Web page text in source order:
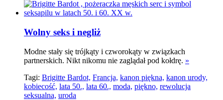
Wolny seks i negliż
Modne stały się trójkąty i czworokąty w związkach
partnerskich. Nikt nikomu nie zaglądał pod kołdrę. »
Tagi: Brigitte Bardot, Francja, kanon piękna, kanon urody,
kobiecość, lata 50., lata 60., moda, piękno, rewolucja
seksualna, uroda